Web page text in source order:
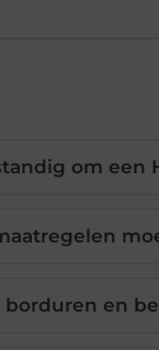
om een
borduren en